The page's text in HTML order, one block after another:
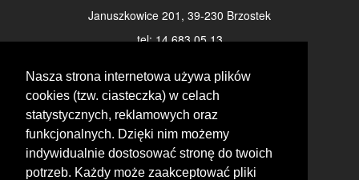
Nasza strona internetowa używa plików
cookies (tzw. ciasteczka) w celach
statystycznych, reklamowych oraz
funkcjonalnych. Dzięki nim możemy
indywidualnie dostosować stronę do twoich
potrzeb. Każdy może zaakceptować pliki
Januszkowice 201, 39-230 Brzostek
tel: 14 683 05 13
FORMULARZ KONTAKTOWY